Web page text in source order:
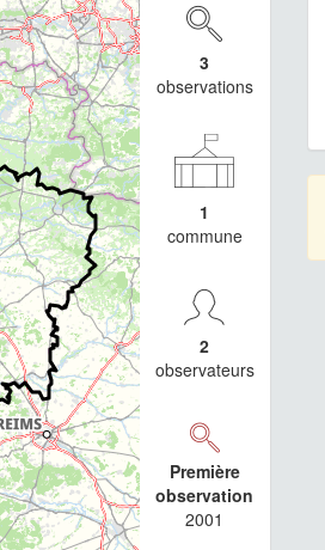
3
observations
1
commune
2
observateurs
Première
observation
2001